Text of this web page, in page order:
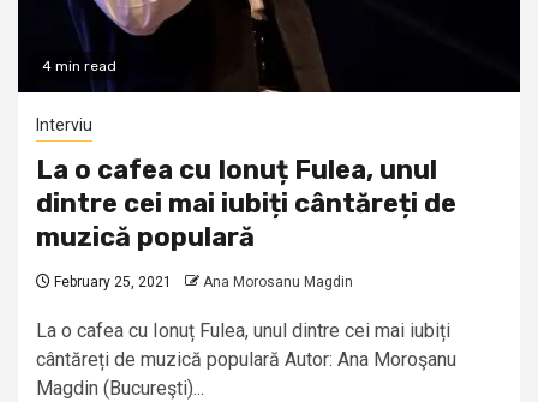
4 min read
Interviu
La o cafea cu Ionuț Fulea, unul
dintre cei mai iubiți cântăreți de
muzică populară
February 25, 2021 Ana Morosanu Magdin
La o cafea cu Ionuț Fulea, unul dintre cei mai iubiți
cântăreți de muzică populară Autor: Ana Moroşanu
Magdin (Bucureşti)...